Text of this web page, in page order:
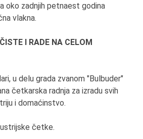
oko zadnjih petnaest godina
vlakna.
I RADE NA CELOM
u delu grada zvanom "Bulbuder"
četkarska radnja za izradu svih
i domaćinstvo.
četke.